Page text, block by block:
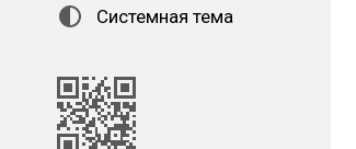
Системная тема